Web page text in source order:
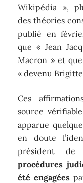
Wikipédia »,
des théories
publié en
que « Jean
Macron » et
« devenu
Ces
source
apparue
en doute
président de
procédures
été engagées